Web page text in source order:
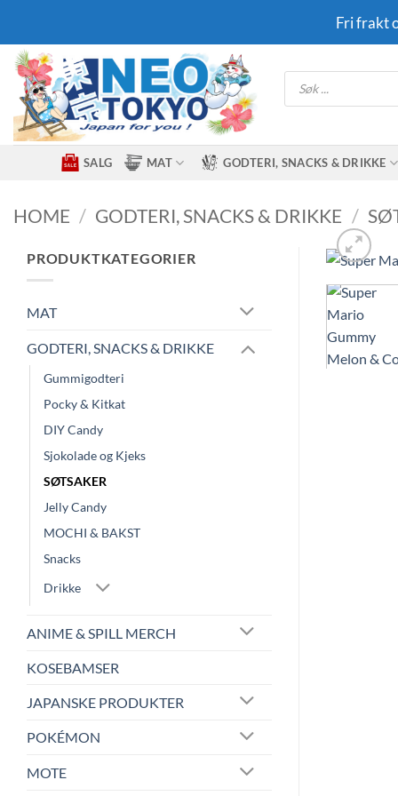
content
Fri frakt
Products
search
SALG MAT GODTERI, SNACKS & DRIKKE
HOME / GODTERI, SNACKS & DRIKKE /
PRODUKTKATEGORIER
MAT
GODTERI, SNACKS & DRIKKE
Gummigodteri
Pocky & Kitkat
DIY Candy
Sjokolade og Kjeks
SØTSAKER
Jelly Candy
MOCHI & BAKST
Snacks
Drikke
ANIME & SPILL MERCH
KOSEBAMSER
JAPANSKE PRODUKTER
POKÉMON
MOTE